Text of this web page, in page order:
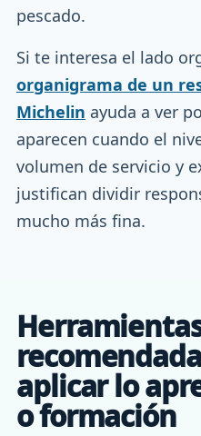
pescado.
Si te interesa el lado
organigrama de un
Michelin ayuda a ver
aparecen cuando el
volumen de servicio y
justifican dividir
mucho más fina.
aplicar lo
o formación